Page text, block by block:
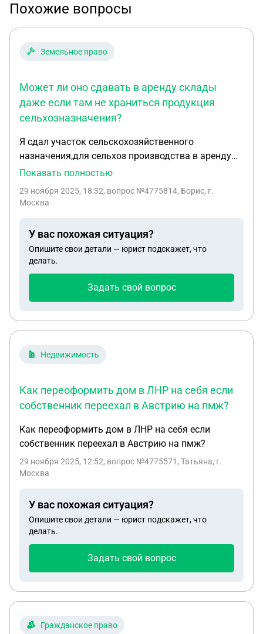
Похожие вопросы
Земельное право
Может ли оно сдавать в аренду склады
даже если там не храниться продукция
сельхозназначения?
Я сдал участок сельскохозяйственного
назначения,для сельхоз производства в аренду
ООО.ООО построило склад ,получило разрешение
его в аренду временно ,пока строит второй склад
Нарушает ли ООО какие то законы ? Может ли
оно сдавать в аренду склады даже если там не
храниться продукция сельхозназначения?
Показать полностью
29 ноября 2025, 18:32, вопрос №4775814, Борис, г.
Москва
У вас похожая ситуация?
Опишите свои детали — юрист подскажет, что
делать.
Задать свой вопрос
Недвижимость
Как переоформить дом в ЛНР на себя если
собственник переехал в Австрию на пмж?
Как переоформить дом в ЛНР на себя если
собственник переехал в Австрию на пмж?
29 ноября 2025, 12:52, вопрос №4775571, Татьяна, г.
Москва
У вас похожая ситуация?
Опишите свои детали — юрист подскажет, что
делать.
Задать свой вопрос
Гражданское право